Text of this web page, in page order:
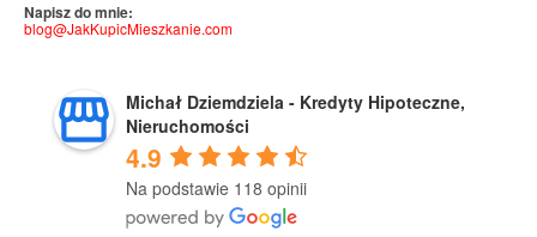
Napisz do mnie:
blog@JakKupicMieszkanie.com
Michał Dziemdziela - Kredyty Hipoteczne,
Nieruchomości
4.9
Na podstawie 118 opinii